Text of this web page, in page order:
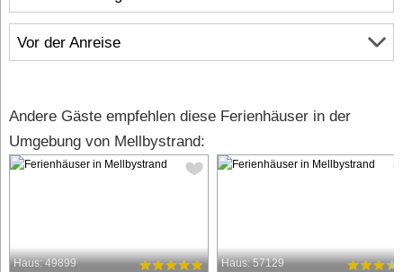
Vor der Anreise
Andere Gäste empfehlen diese Ferienhäuser in der
Umgebung von Mellbystrand:
Haus: 49899 Haus: 57129